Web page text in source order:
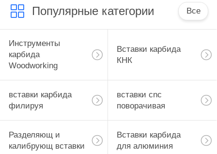
Популярные категории Все
Инструменты
карбида
Woodworking
Вставки карбида
КНК
вставки карбида
филируя
вставки cnc
поворачивая
Разделяющ и
калибрующ вставки
Вставки карбида
для алюминия